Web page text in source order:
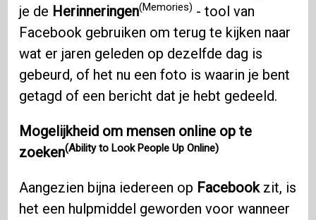
je de Herinneringen(Memories) - tool van
Facebook gebruiken om terug te kijken naar
wat er jaren geleden op dezelfde dag is
gebeurd, of het nu een foto is waarin je bent
getagd of een bericht dat je hebt gedeeld.
Mogelijkheid om mensen online op te
zoeken(Ability to Look People Up Online)
Aangezien bijna iedereen op Facebookzit, is
het een hulpmiddel geworden voor wanneer